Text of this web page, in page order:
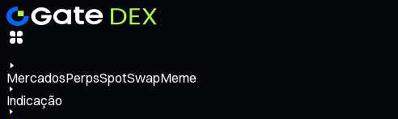
MercadosPerpsSpotSwapMeme
Indicação